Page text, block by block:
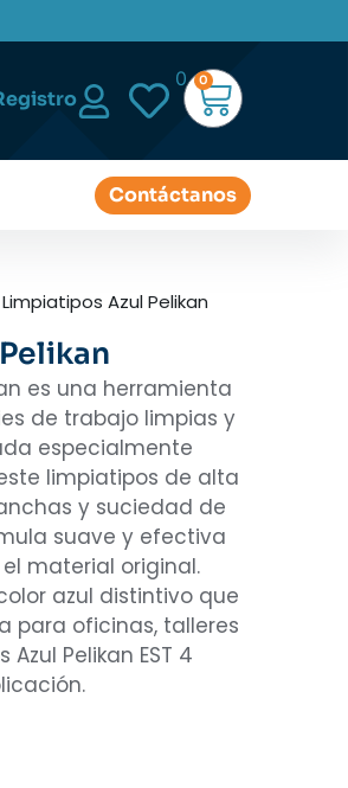
0 0
Contáctanos
Azul Pelikan
es una herramienta
de trabajo limpias y
especialmente
limpiatipos de alta
y suciedad de
suave y efectiva
material original.
azul distintivo que
para oficinas, talleres
Pelikan EST 4